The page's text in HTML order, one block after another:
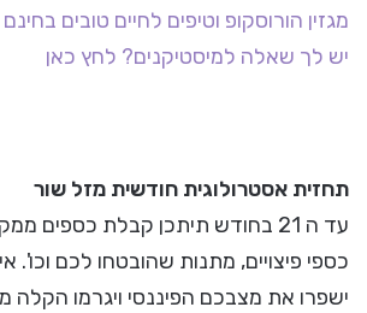
מגזין הורוסקופ וטיפים לחיים טובים בחינם
יש לך שאלה למיסטיקנים? לחץ כאן
תחזית אסטרולוגית חודשית מזל שור
עד ה 21 בחודש תיתכן קבלת כספים
כספי פיצויים, מתנות שהובטחו לכם וכו'.
ישפרו את מצבכם הפיננסי ויגרמו הקלה